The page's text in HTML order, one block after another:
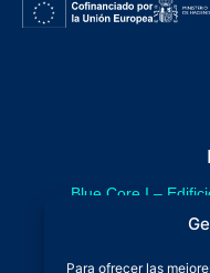
Para ofrecer las
Blue Core I –
sede